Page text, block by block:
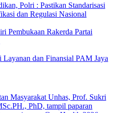
Polri : Pastikan Standarisasi
dan Regulasi Nasional
Pembukaan Rakerda Partai
dan Finansial PAM Jaya